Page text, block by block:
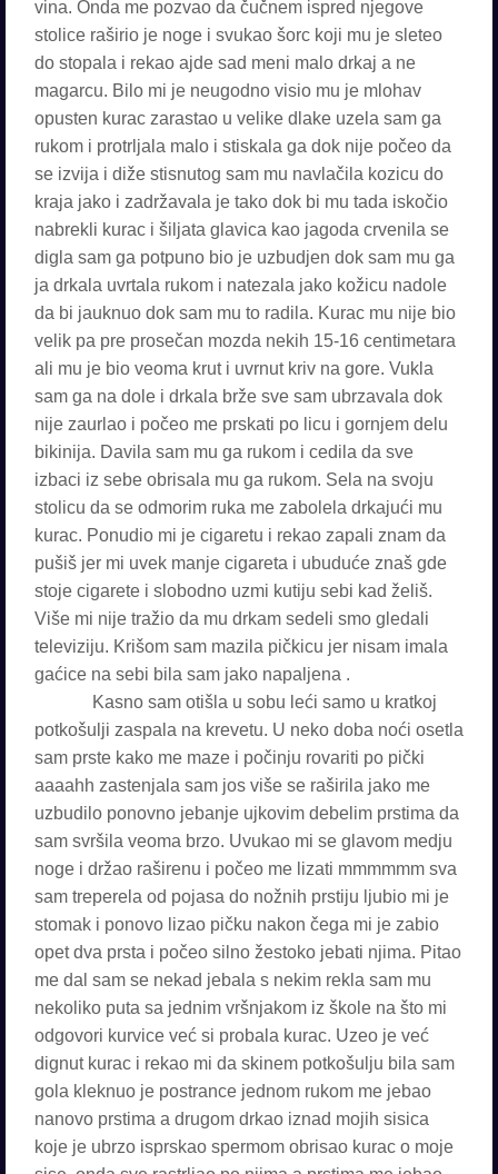
vina. Onda me pozvao da čučnem ispred njegove
stolice raširio je noge i svukao šorc koji mu je sleteo
do stopala i rekao ajde sad meni malo drkaj a ne
magarcu. Bilo mi je neugodno visio mu je mlohav
opusten kurac zarastao u velike dlake uzela sam ga
rukom i protrljala malo i stiskala ga dok nije počeo da
se izvija i diže stisnutog sam mu navlačila kozicu do
kraja jako i zadržavala je tako dok bi mu tada iskočio
nabrekli kurac i šiljata glavica kao jagoda crvenila se
digla sam ga potpuno bio je uzbudjen dok sam mu ga
ja drkala uvrtala rukom i natezala jako kožicu nadole
da bi jauknuo dok sam mu to radila. Kurac mu nije bio
velik pa pre prosečan mozda nekih 15-16 centimetara
ali mu je bio veoma krut i uvrnut kriv na gore. Vukla
sam ga na dole i drkala brže sve sam ubrzavala dok
nije zaurlao i počeo me prskati po licu i gornjem delu
bikinija. Davila sam mu ga rukom i cedila da sve
izbaci iz sebe obrisala mu ga rukom. Sela na svoju
stolicu da se odmorim ruka me zabolela drkajući mu
kurac. Ponudio mi je cigaretu i rekao zapali znam da
pušiš jer mi uvek manje cigareta i ubuduće znaš gde
stoje cigarete i slobodno uzmi kutiju sebi kad želiš.
Više mi nije tražio da mu drkam sedeli smo gledali
televiziju. Krišom sam mazila pičkicu jer nisam imala
gaćice na sebi bila sam jako napaljena .
Kasno sam otišla u sobu leći samo u kratkoj
potkošulji zaspala na krevetu. U neko doba noći osetla
sam prste kako me maze i počinju rovariti po pički
aaaahh zastenjala sam jos više se raširila jako me
uzbudilo ponovno jebanje ujkovim debelim prstima da
sam svršila veoma brzo. Uvukao mi se glavom medju
noge i držao raširenu i počeo me lizati mmmmmm sva
sam treperela od pojasa do nožnih prstiju ljubio mi je
stomak i ponovo lizao pičku nakon čega mi je zabio
opet dva prsta i počeo silno žestoko jebati njima. Pitao
me dal sam se nekad jebala s nekim rekla sam mu
nekoliko puta sa jednim vršnjakom iz škole na što mi
odgovori kurvice već si probala kurac. Uzeo je već
dignut kurac i rekao mi da skinem potkošulju bila sam
gola kleknuo je postrance jednom rukom me jebao
nanovo prstima a drugom drkao iznad mojih sisica
koje je ubrzo isprskao spermom obrisao kurac o moje